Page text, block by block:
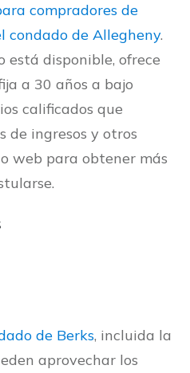
compradores de
condado de Allegheny.
está disponible, ofrece
a 30 años a bajo
calificados que
de ingresos y otros
web para obtener más
de Berks, incluida la
aprovechar los